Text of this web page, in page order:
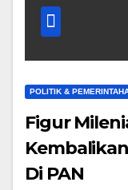
POLITIK &
Figur
Di PAN